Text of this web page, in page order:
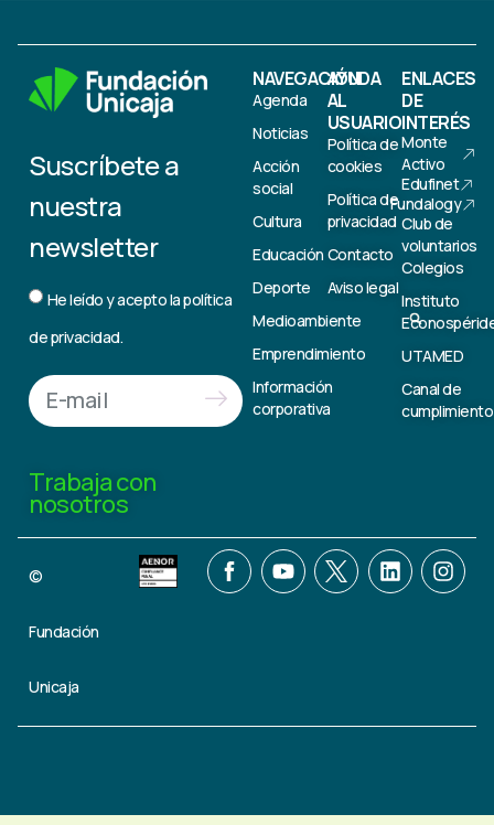
Suscríbete a
nuestra
newsletter
He leído y acepto lapolítica
de privacidad.
Trabaja con
nosotros
NAVEGACIÓN
Agenda
Noticias
Acción
social
Cultura
Educación
Deporte
Medioambiente
Emprendimiento
Información
corporativa
AYUDA
AL
USUARIO
Política de
cookies
Política de
privacidad
Contacto
Aviso legal
ENLACES
DE
INTERÉS
Monte
Activo
Edufinet
Fundalogy
Club de
voluntarios
Colegios
Instituto
UTAMED
Canal de
cumplimiento
©
Fundación
Unicaja